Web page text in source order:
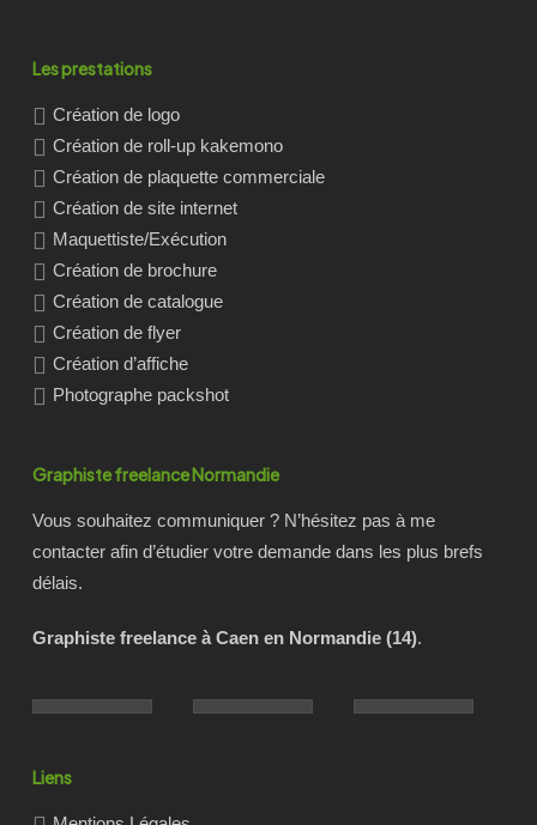
Les prestations
Création de logo
Création de roll-up kakemono
Création de plaquette commerciale
Création de site internet
Maquettiste/Exécution
Création de brochure
Création de catalogue
Création de flyer
Création d’affiche
Photographe packshot
Graphiste freelance Normandie
Vous souhaitez communiquer ? N’hésitez pas à me
contacter afin d’étudier votre demande dans les plus brefs
délais.
Graphiste freelance à Caen en Normandie (14).
Liens